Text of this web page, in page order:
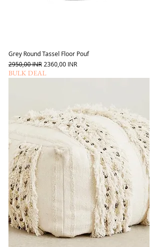
Grey Round Tassel Floor Pouf
Szokásos ár
2950,00 INR Akciós ár
2360,00 INR
BULK DEAL